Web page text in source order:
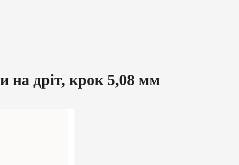
на дріт, крок 5,08 мм